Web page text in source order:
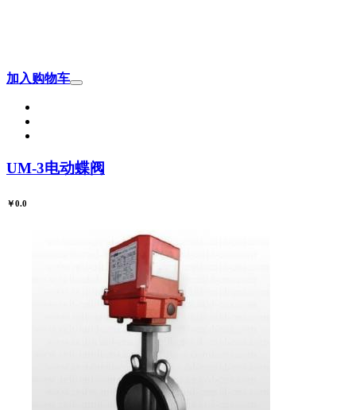
加入购物车
UM-3电动蝶阀
￥0.0